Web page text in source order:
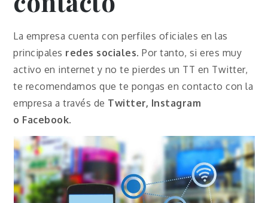
La empresa cuenta con perfiles oficiales en las
principales redes sociales. Por tanto, si eres muy
activo en internet y no te pierdes un TT en Twitter,
te recomendamos que te pongas en contacto con la
empresa a través de Twitter, Instagram
o Facebook.